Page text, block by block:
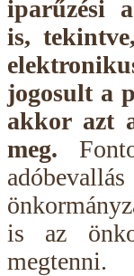
iparűzési
is,
jogosult a
akkor azt
meg.
is az
megtenni.